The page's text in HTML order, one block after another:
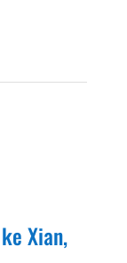
keXian,